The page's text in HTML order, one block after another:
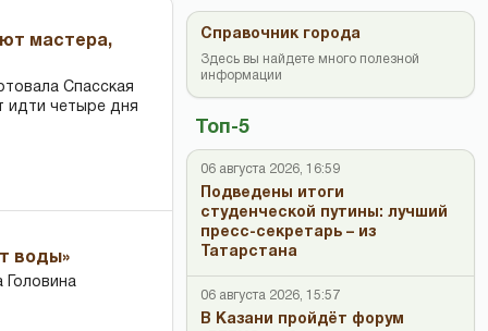
мастера,
Спасская
идти четыре дня
воды»
Топ-5
06 августа 2026, 16:59
Подведены итоги
студенческой путины: лучший
пресс-секретарь – из
Татарстана
06 августа 2026, 15:57
В Казани пройдёт форум
Справочник города
Здесь вы найдете много полезной
информации